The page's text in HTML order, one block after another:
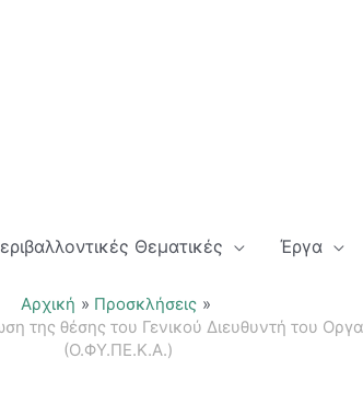
Θεματικές Έργα
Αρχική
Προσκλήσεις
θέσης του Γενικού Διευθυντή του
(Ο.ΦΥ.ΠΕ.Κ.Α.)